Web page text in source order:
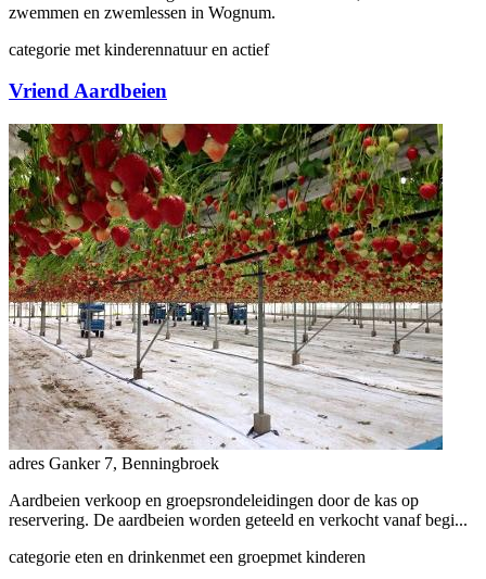
zwemmen en zwemlessen in Wognum.
categorie met kinderennatuur en actief
Vriend Aardbeien
adres Ganker 7, Benningbroek
Aardbeien verkoop en groepsrondeleidingen door de kas op
reservering. De aardbeien worden geteeld en verkocht vanaf begi...
categorie eten en drinkenmet een groepmet kinderen